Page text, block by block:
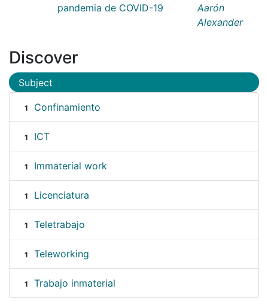
pandemia de COVID-19
Aarón
Alexander
Discover
Subject
1 Confinamiento
1 ICT
1 Immaterial work
1 Licenciatura
1 Teletrabajo
1 Teleworking
1 Trabajo inmaterial